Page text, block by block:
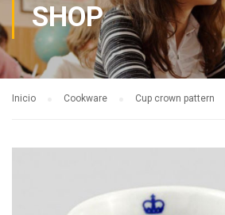
SHOP
Inicio Cookware Cup crown pattern